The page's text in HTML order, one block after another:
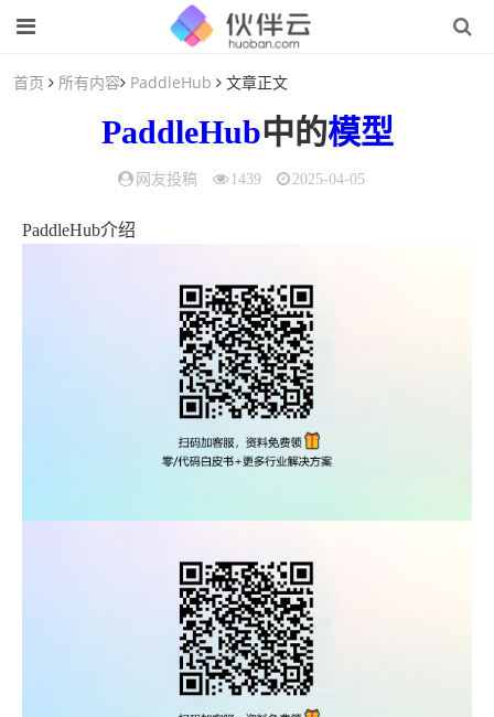
首页 所有内容 PaddleHub 文章正文
PaddleHub中的模型
网友投稿 1439 2025-04-05
PaddleHub介绍